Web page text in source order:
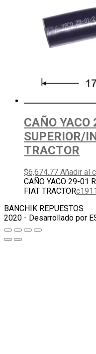
CAÑO
SUPERIOR/
TRACTOR
$6,674.77 Añadir al
CAÑO YACO 29-01
FIAT TRACTOR
BANCHIK REPUESTOS
2020 - Desarrollado por